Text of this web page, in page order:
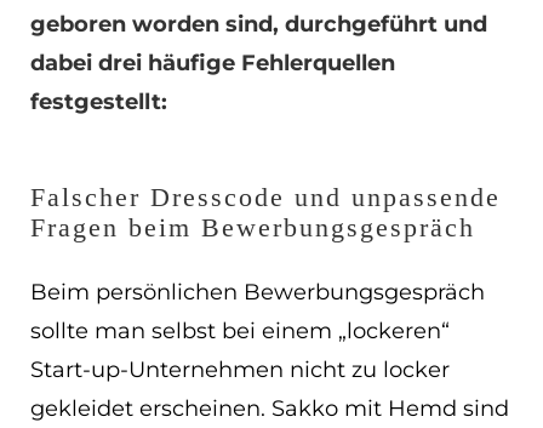
DE
EN
Navigation schließen
geboren worden sind, durchgeführt und
dabei drei häufige Fehlerquellen
festgestellt:
Falscher Dresscode und unpassende
Fragen beim Bewerbungsgespräch
Beim persönlichen Bewerbungsgespräch
sollte man selbst bei einem „lockeren“
Start-up-Unternehmen nicht zu locker
gekleidet erscheinen. Sakko mit Hemd sind